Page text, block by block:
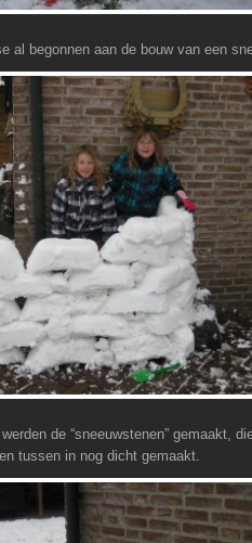
al begonnen aan de bouw van een
de “sneeuwstenen” gemaakt,
tussen in nog dicht gemaakt.